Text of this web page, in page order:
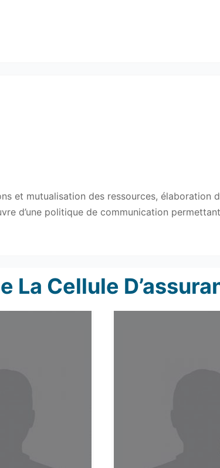
et mutualisation des ressources, élaboration
d’une politique de communication
La Cellule